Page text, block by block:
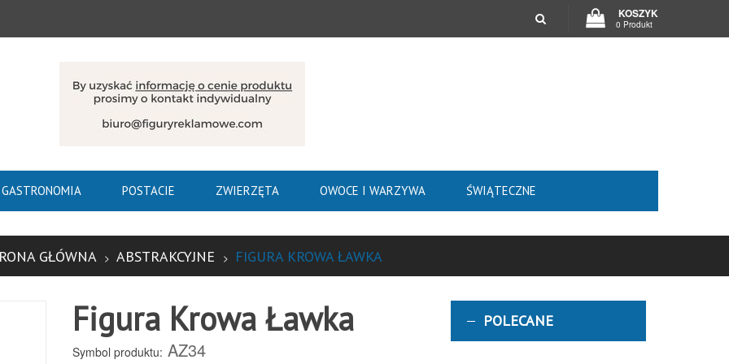
KOSZYK
0 Produkt
GASTRONOMIA POSTACIE ZWIERZĘTA OWOCE I WARZYWA ŚWIĄTECZNE
GŁÓWNA ABSTRAKCYJNE FIGURA KROWA ŁAWKA
Figura Krowa Ławka
Symbol produktu: AZ34
POLECANE